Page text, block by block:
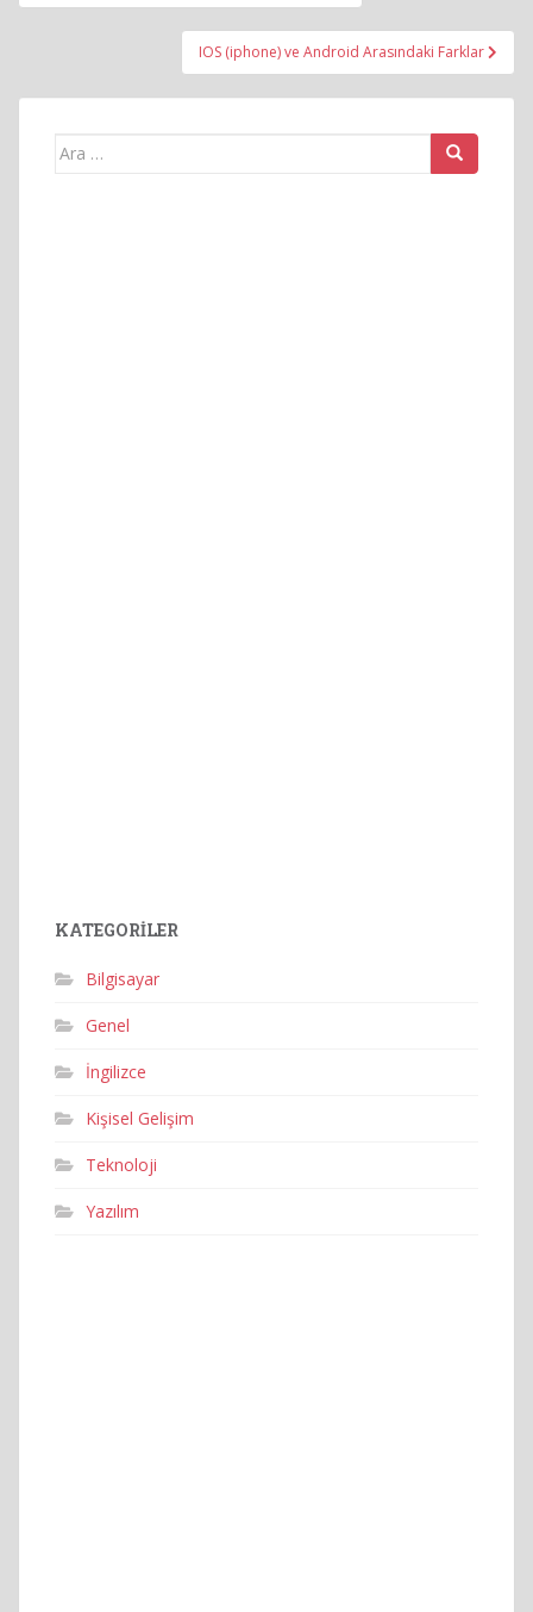
gezinmesi
IOS (iphone) ve Android Arasındaki Farklar
Arama
KATEGORILER
Bilgisayar
Genel
İngilizce
Kişisel Gelişim
Teknoloji
Yazılım